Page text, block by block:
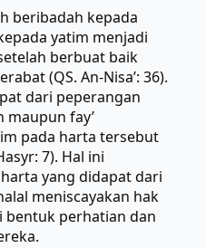
beribadah kepada
yatim menjadi
berbuat baik
(QS. An-Nisa’: 36).
dari peperangan
fay’
pada harta tersebut
7). Hal ini
yang didapat dari
meniscayakan hak
bentuk perhatian dan